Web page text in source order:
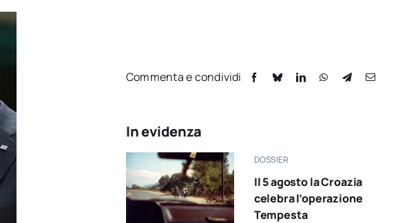
Commenta e condividi
In evidenza
DOSSIER
Il 5 agosto la Croazia
celebra l’operazione
Tempesta